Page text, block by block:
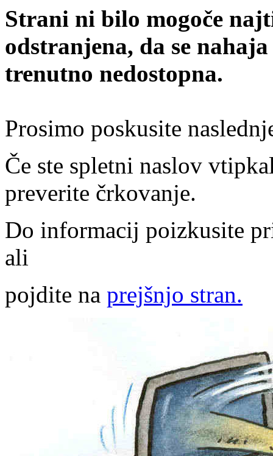
Strani ni bilo mogoče
odstranjena, da se
trenutno nedostopna.
Prosimo poskusite
Če ste spletni naslov
preverite črkovanje.
Do informacij poizkusite
ali
pojdite na prejšnjo stran.